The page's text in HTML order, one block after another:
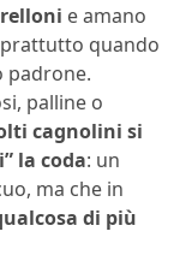
e amano
quando
padrone.
palline o
cagnolini si
la coda: un
ma che in
di più